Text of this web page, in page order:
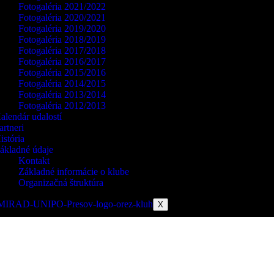
Fotogaléria 2021/2022
Fotogaléria 2020/2021
Fotogaléria 2019/2020
Fotogaléria 2018/2019
Fotogaléria 2017/2018
Fotogaléria 2016/2017
Fotogaléria 2015/2016
Fotogaléria 2014/2015
Fotogaléria 2013/2014
Fotogaléria 2012/2013
udalostí
údaje
Kontakt
Základné informácie o klube
Organizačná štruktúra
X